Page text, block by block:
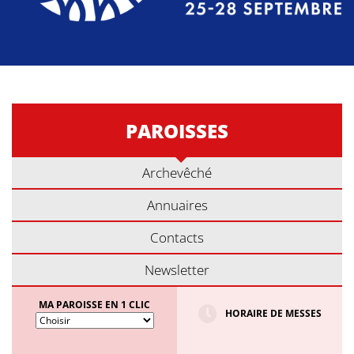
PAROISSES
Archevêché
Annuaires
Contacts
Newsletter
MA PAROISSE EN 1 CLIC
HORAIRE DE MESSES